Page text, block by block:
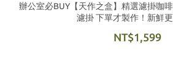
辦公室必BUY【天作之盒】精選濾掛咖
濾掛 下單才製作！新鮮更
NT$1,599